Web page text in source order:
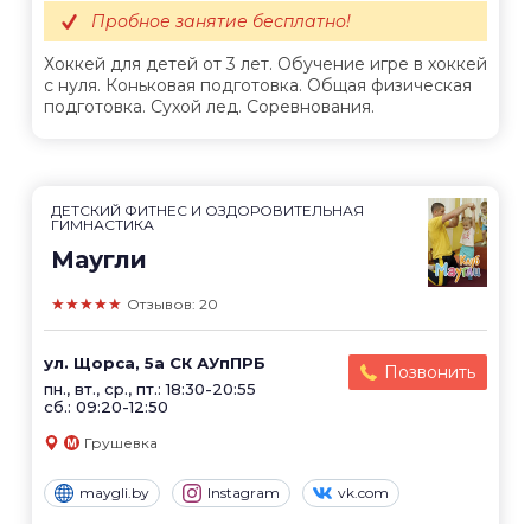
Хоккей для детей от 3 лет. Обучение игре в хоккей
с нуля. Коньковая подготовка. Общая физическая
подготовка. Сухой лед. Соревнования.
Пробное занятие бесплатно!
ДЕТСКИЙ ФИТНЕС И ОЗДОРОВИТЕЛЬНАЯ
ГИМНАСТИКА
Маугли
★★★★★ Отзывов: 20
ул. Щорса, 5а СК АУпПРБ
пн., вт., ср., пт.: 18:30-20:55
сб.: 09:20-12:50
Позвонить
Грушевка
maygli.by Instagram vk.com